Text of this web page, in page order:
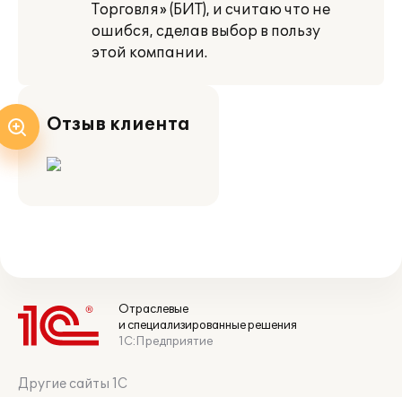
Торговля» (БИТ), и считаю что не
ошибся, сделав выбор в пользу
этой компании.
Отзыв клиента
Отраслевые
и специализированные решения
1С:Предприятие
Другие сайты 1С